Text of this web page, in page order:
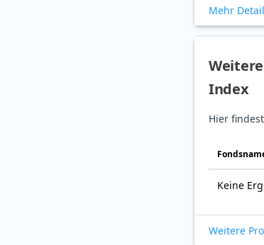
Mehr
Weitere
Index
Hier
Keine
Weitere